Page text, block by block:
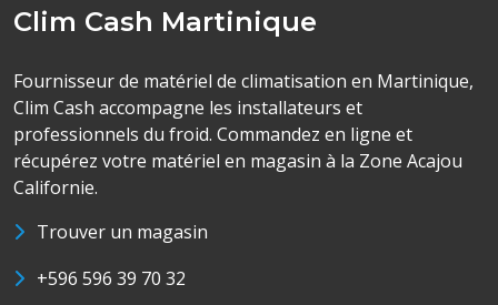
Clim Cash Martinique
Fournisseur de matériel de climatisation en Martinique,
Clim Cash accompagne les installateurs et
professionnels du froid. Commandez en ligne et
récupérez votre matériel en magasin à la Zone Acajou
Californie.
Trouver un magasin
+596 596 39 70 32